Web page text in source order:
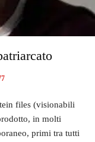
files (visionabili
in molti
primi tra tutti